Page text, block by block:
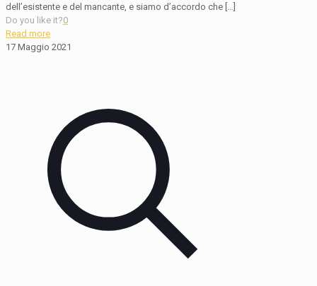
dell’esistente e del mancante, e siamo d’accordo che […]
Do you like it?0
Read more
17 Maggio 2021